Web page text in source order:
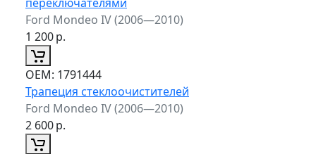
Ford Mondeo IV (2006—2010)
1 200р.
ОЕМ: 1791444
Трапеция стеклоочистителей
Ford Mondeo IV (2006—2010)
2 600р.